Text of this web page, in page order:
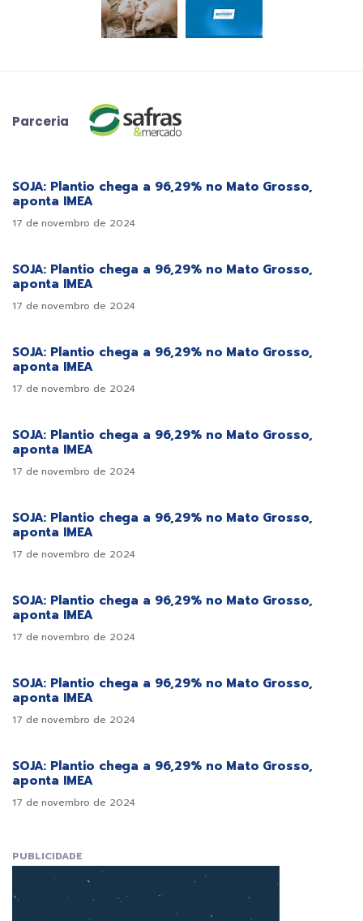
Parceria
SOJA: Plantio chega a 96,29% no Mato Grosso,
aponta IMEA
17 de novembro de 2024
SOJA: Plantio chega a 96,29% no Mato Grosso,
aponta IMEA
17 de novembro de 2024
SOJA: Plantio chega a 96,29% no Mato Grosso,
aponta IMEA
17 de novembro de 2024
SOJA: Plantio chega a 96,29% no Mato Grosso,
aponta IMEA
17 de novembro de 2024
SOJA: Plantio chega a 96,29% no Mato Grosso,
aponta IMEA
17 de novembro de 2024
SOJA: Plantio chega a 96,29% no Mato Grosso,
aponta IMEA
17 de novembro de 2024
SOJA: Plantio chega a 96,29% no Mato Grosso,
aponta IMEA
17 de novembro de 2024
SOJA: Plantio chega a 96,29% no Mato Grosso,
aponta IMEA
17 de novembro de 2024